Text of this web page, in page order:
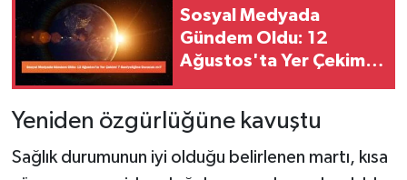
Sosyal Medyada
Gündem Oldu: 12
Ağustos'ta Yer Çekimi
Yeniden özgürlüğüne kavuştu
Sağlık durumunun iyi olduğu belirlenen martı, kısa